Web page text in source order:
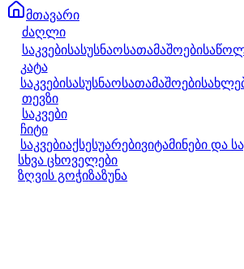
მთავარი
ძაღლი
საკვებისასუსნაოსათამაშოები
კატა
საკვებისასუსნაოსათამაშოები
თევზი
საკვები
ჩიტი
საკვებიაქსესუარებივიტამინები და
სხვა ცხოველები
ზღვის გოჭიზაზუნა